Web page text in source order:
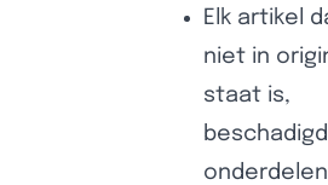
Elk artikel
niet in
staat is,